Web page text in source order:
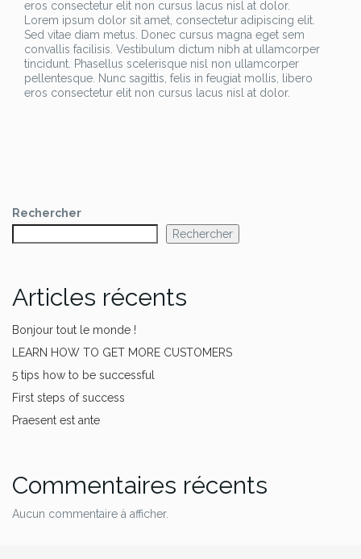
eros consectetur elit non cursus lacus nisl at dolor.
Lorem ipsum dolor sit amet, consectetur adipiscing elit.
Sed vitae diam metus. Donec cursus magna eget sem
convallis facilisis. Vestibulum dictum nibh at ullamcorper
tincidunt. Phasellus scelerisque nisl non ullamcorper
pellentesque. Nunc sagittis, felis in feugiat mollis, libero
eros consectetur elit non cursus lacus nisl at dolor.
Rechercher
Rechercher
Articles récents
Bonjour tout le monde !
LEARN HOW TO GET MORE CUSTOMERS
5 tips how to be successful
First steps of success
Praesent est ante
Commentaires récents
Aucun commentaire à afficher.